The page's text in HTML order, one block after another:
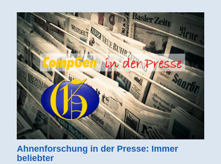
Ahnenforschung in der Presse: Immer
beliebter